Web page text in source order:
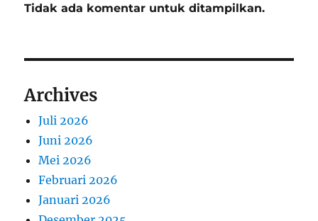
Tidak ada komentar untuk ditampilkan.
Archives
Juli 2026
Juni 2026
Mei 2026
Februari 2026
Januari 2026